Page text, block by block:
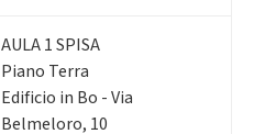
AULA 1 SPISA
Piano Terra
Edificio in Bo - Via
Belmeloro, 10